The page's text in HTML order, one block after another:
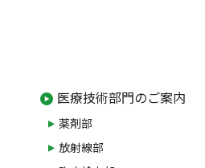
医療技術部門のご案内
薬剤部
放射線部